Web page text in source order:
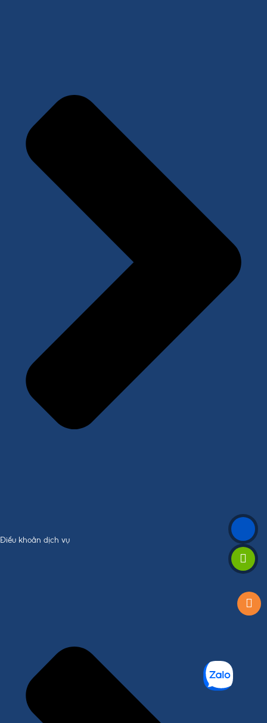
Điều khoản dịch vụ